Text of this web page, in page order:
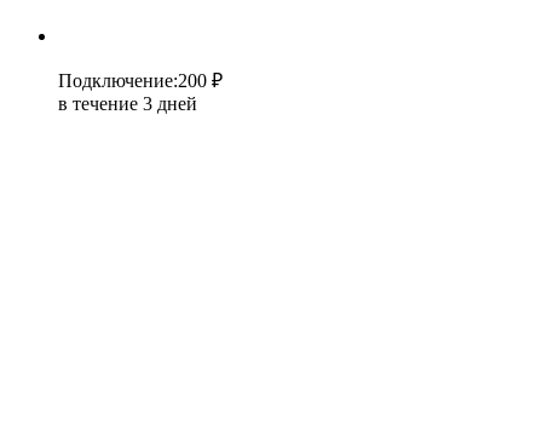
Подключение:200 ₽
в течение 3 дней